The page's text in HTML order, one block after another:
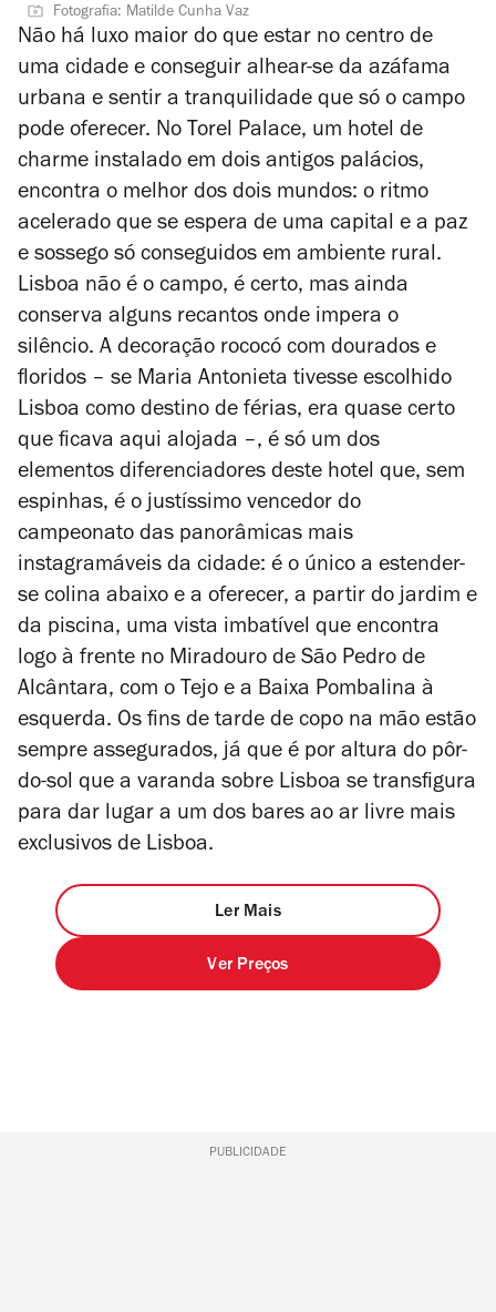
3
de
4
Fotografia: Matilde Cunha Vaz
Não há luxo maior do que estar no centro de
uma cidade e conseguir alhear-se da azáfama
urbana e sentir a tranquilidade que só o campo
pode oferecer. No Torel Palace, um hotel de
charme instalado em dois antigos palácios,
encontra o melhor dos dois mundos: o ritmo
acelerado que se espera de uma capital e a paz
e sossego só conseguidos em ambiente rural.
Lisboa não é o campo, é certo, mas ainda
conserva alguns recantos onde impera o
silêncio. A decoração rococó com dourados e
floridos – se Maria Antonieta tivesse escolhido
Lisboa como destino de férias, era quase certo
que ficava aqui alojada –, é só um dos
elementos diferenciadores deste hotel que, sem
espinhas, é o justíssimo vencedor do
campeonato das panorâmicas mais
instagramáveis da cidade: é o único a estender-
se colina abaixo e a oferecer, a partir do jardim e
da piscina, uma vista imbatível que encontra
logo à frente no Miradouro de São Pedro de
Alcântara, com o Tejo e a Baixa Pombalina à
esquerda. Os fins de tarde de copo na mão estão
sempre assegurados, já que é por altura do pôr-
do-sol que a varanda sobre Lisboa se transfigura
para dar lugar a um dos bares ao ar livre mais
exclusivos de Lisboa.
Ler Mais
Ver Preços
PUBLICIDADE